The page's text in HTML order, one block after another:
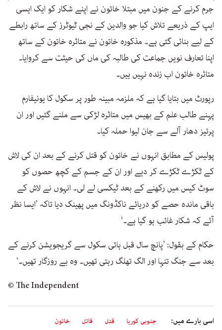
جرم کرنے کے جنون میں مبتلا خاتون نے اپنے شکار کو ایک ایسی
ایپ کے ذریعے تلاش کیا جو والدین کے نجی ٹیوٹرز کے ساتھ رابطے
کے لیے بنائی گئی ہے۔ مذکورہ خاتون نے متاثرہ خاتون کے ساتھ
اپنا تعارف نویں جماعت کی طالبہ کی ماں کی حیثت سے کروایا۔
متاثرہ خاتون اب زندہ نہیں ہیں۔
رپورٹ میں بتایا گیا ہے کہ ملزمہ مبینہ طور پر سکول کا یونیفارم
پہنے طالب علم کے بھیس میں متاثرہ لڑکی سے ملنے گئیں اور ان
پرتیز دھار آلے سے جان لیوا حملہ کیا۔
پولیس کے مطابق انہوں نے خاتون کو قتل کرنے کے بعد ان کی لاش
کے ٹکڑے ٹکڑے کر دیے اور ان کے جسم کے کچھ حصوں کو
سوٹ کیس میں رکھنے کے بعد ٹیکسی لے لی۔ انہوں نے لاش کے
باقی ماندہ حصے کو دریائے ناکڈونگ میں پھینک دیا تاکہ ’ایسا نظر
آئے کہ شکار غائب ہو گیا ہے۔‘
حکام کے بقول: ’پانچ سال قبل ہائی سکول سے گریجویشن کرنے کے
بعد سے جنگ تنہا اور الگ تھلگ رہتی تھیں۔ وہ بے روزگار تھیں۔‘
© The Independent
اسی بارے میں: جنوبی کوریا قتل قاتل خاتون